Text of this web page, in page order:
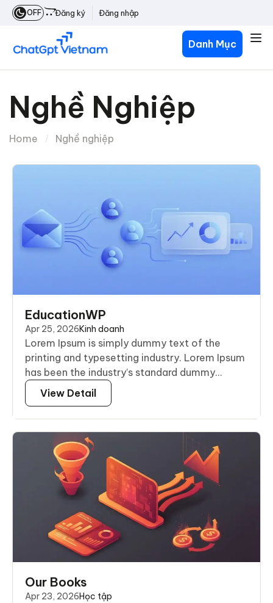
OFF Đăng ký Đăng nhập
Danh Mục
Nghề Nghiệp
Home Nghề nghiệp
EducationWP
Apr 25, 2026Kinh doanh
Lorem Ipsum is simply dummy text of the
printing and typesetting industry. Lorem Ipsum
has been the industry’s standard dummy...
View Detail
Our Books
Apr 23, 2026Học tập